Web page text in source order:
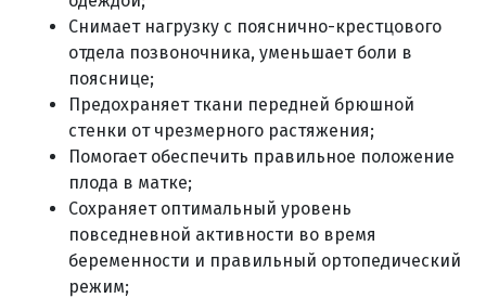
Снимает нагрузку с пояснично-крестцового
отдела позвоночника, уменьшает боли в
пояснице;
Предохраняет ткани передней брюшной
стенки от чрезмерного растяжения;
Помогает обеспечить правильное положение
плода в матке;
Сохраняет оптимальный уровень
повседневной активности во время
беременности и правильный ортопедический
режим;